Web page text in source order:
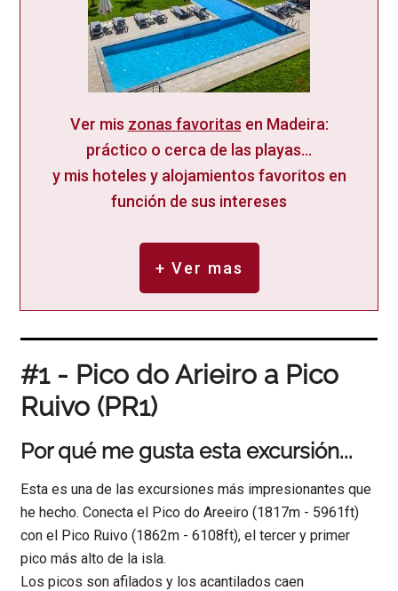
Ver mis zonas favoritas en Madeira:
práctico o cerca de las playas...
y mis hoteles y alojamientos favoritos en
función de sus intereses
+ Ver mas
#1 - Pico do Arieiro a Pico
Ruivo (PR1)
Por qué me gusta esta excursión...
Esta es una de las excursiones más impresionantes que
he hecho. Conecta el Pico do Areeiro (1817m - 5961ft)
con el Pico Ruivo (1862m - 6108ft), el tercer y primer
pico más alto de la isla.
Los picos son afilados y los acantilados caen